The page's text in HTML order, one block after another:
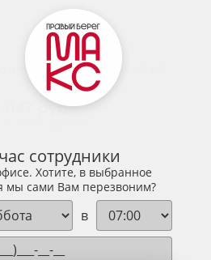
59.43 м
руб.
сотрудники
Хотите, в выбранное
мы сами Вам перезвоним?
в